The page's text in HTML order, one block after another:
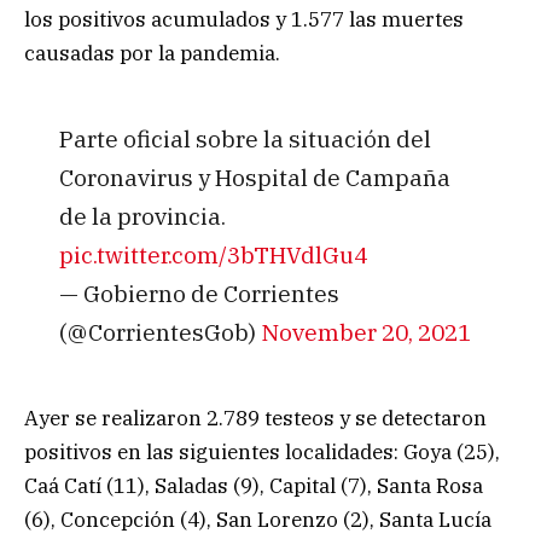
los positivos acumulados y 1.577 las muertes
causadas por la pandemia.
Parte oficial sobre la situación del
Coronavirus y Hospital de Campaña
de la provincia.
pic.twitter.com/3bTHVdlGu4
— Gobierno de Corrientes
(@CorrientesGob) November 20, 2021
Ayer se realizaron 2.789 testeos y se detectaron
positivos en las siguientes localidades: Goya (25),
Caá Catí (11), Saladas (9), Capital (7), Santa Rosa
(6), Concepción (4), San Lorenzo (2), Santa Lucía